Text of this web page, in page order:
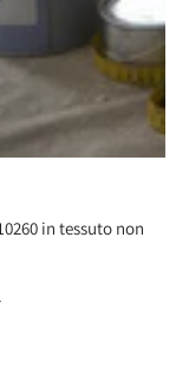
in tessuto non